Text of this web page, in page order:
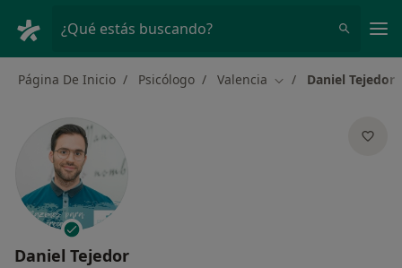
¿Qué estás buscando?
Página De Inicio Psicólogo Valencia Cambiar de ciudad
Daniel Tejedor
Daniel Tejedor